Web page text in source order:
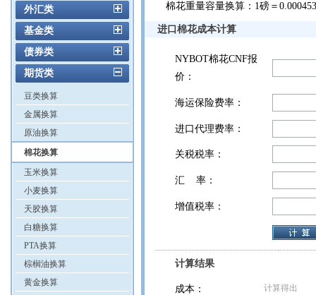
外汇类
基金类
债券类
期货类
豆类换算
金属换算
原油换算
棉花换算
玉米换算
小麦换算
天胶换算
白糖换算
PTA换算
棕榈油换算
黄金换算
棉花重量容量换算：1磅＝
进口棉花成本计算
NYBOT棉花CNF报
价：
海运保险费率：
进口代理费率：
关税税率：
汇 率：
增值税率：
计算结果
成本：